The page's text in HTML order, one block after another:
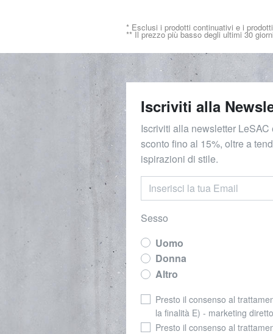
* Esclusi i prodotti continuativi e i
** Il prezzo più basso degli ultimi 30
Iscriviti alla
Iscriviti alla newsletter LeSAC
sconto fino al 15%, oltre a
ispirazioni di stile.
Sesso
Uomo
Donna
Altro
Presto il consenso al
la finalità E) - marketing diretto
Presto il consenso al